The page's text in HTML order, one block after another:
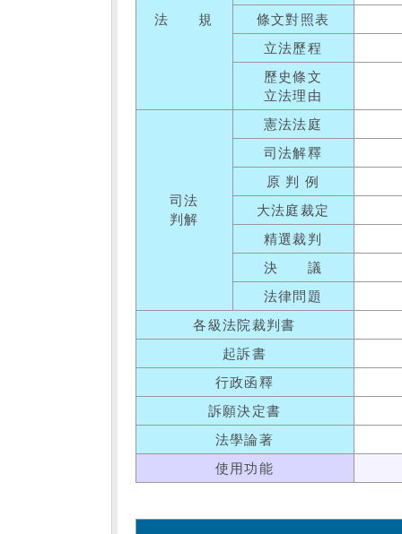
法 規
條文對照表
立法歷程
歷史條文
立法理由
司法
判解
憲法法庭
司法解釋
原 判 例
大法庭裁定
精選裁判
決 議
法律問題
各級法院裁判書
起訴書
行政函釋
訴願決定書
法學論著
使用功能